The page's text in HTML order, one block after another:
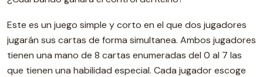
Este es un juego simple y corto en el que dos jugadores
jugarán sus cartas de forma simultanea. Ambos jugadores
tienen una mano de 8 cartas enumeradas del 0 al 7 las
que tienen una habilidad especial. Cada jugador escoge